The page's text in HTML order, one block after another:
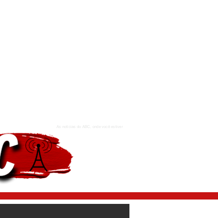
As notícias do ABC, onde você estiver